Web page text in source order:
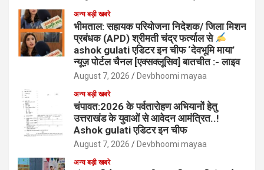
अन्य बड़ी खबरे
भीमताल: सहायक परियोजना निदेशक/ जिला मिशन
प्रबंधक (APD) श्रीमती चंद्र फर्त्याल से
ashok gulati एडिटर इन चीफ ‘देवभूमि माया’
न्यूज़ पोर्टल चैनल [एक्सक्लूसिव] बातचीत :- लाइव
August 7, 2026 Devbhoomi mayaa
अन्य बड़ी खबरे
चंपावत:2026 के पर्वतारोहण अभियानों हेतु
उत्तराखंड के युवाओं से आवेदन आमंत्रित..!
Ashok gulati एडिटर इन चीफ
August 7, 2026 Devbhoomi mayaa
अन्य बड़ी खबरे